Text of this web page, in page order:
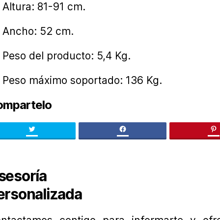
Altura: 81-91 cm.
Ancho: 52 cm.
Peso del producto: 5,4 Kg.
Peso máximo soportado: 136 Kg.
Twitter facebook